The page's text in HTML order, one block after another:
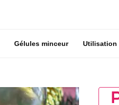
Gélules minceur Utilisation